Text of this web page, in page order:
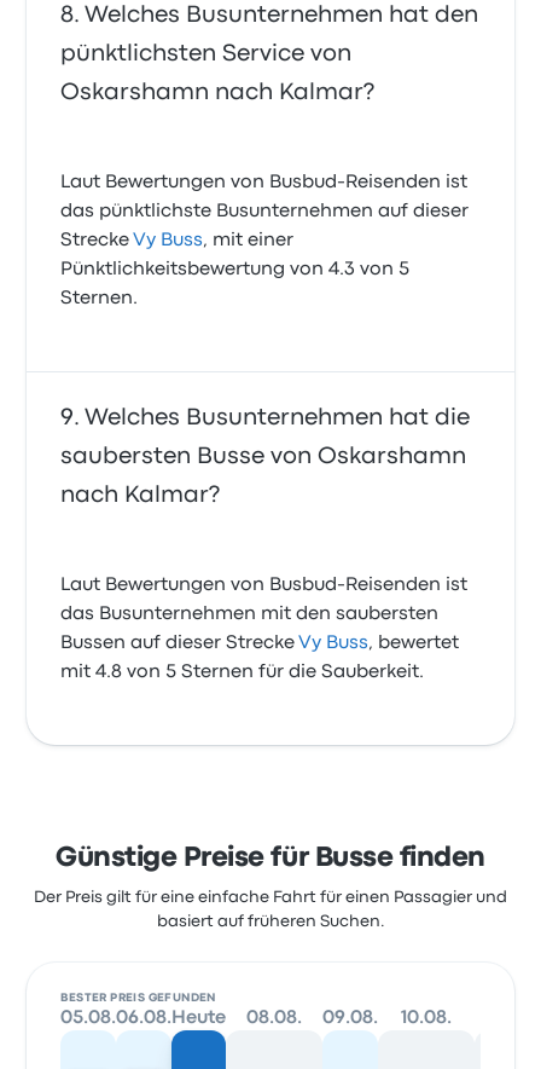
Welches Busunternehmen hat den
pünktlichsten Service von
Oskarshamn nach Kalmar?
Laut Bewertungen von Busbud-Reisenden ist
das pünktlichste Busunternehmen auf dieser
Strecke Vy Buss, mit einer
Pünktlichkeitsbewertung von 4.3 von 5
Sternen.
Welches Busunternehmen hat die
saubersten Busse von Oskarshamn
nach Kalmar?
Laut Bewertungen von Busbud-Reisenden ist
das Busunternehmen mit den saubersten
Bussen auf dieser Strecke Vy Buss, bewertet
mit 4.8 von 5 Sternen für die Sauberkeit.
Günstige Preise für Busse finden
Der Preis gilt für eine einfache Fahrt für einen Passagier und
basiert auf früheren Suchen.
BESTER PREIS GEFUNDEN
05.08.06.08. Heute 08.08. 09.08. 10.08.